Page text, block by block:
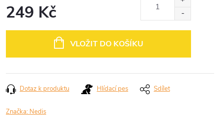
249 Kč
VLOŽIT DO KOŠÍKU
Dotaz k produktu Hlídací pes Sdílet
Značka: Nedis